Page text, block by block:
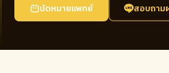
นัดหมายแพทย์ สอบถาม